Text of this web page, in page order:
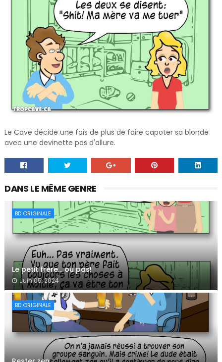
Le Cave décide une fois de plus de faire capoter sa blonde
avec une devinette pas d'allure.
DANS LE MÊME GENRE
BD ORIGINALE
Le petit frère… ou pas!
Juin 05, 2024
BD ORIGINALE